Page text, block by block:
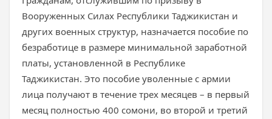
Вооруженных Силах Республики Таджикистан и
других военных структур, назначается пособие по
безработице в размере минимальной заработной
платы, установленной в Республике
Таджикистан. Это пособие уволенные с армии
лица получают в течение трех месяцев – в первый
месяц полностью 400 сомони, во второй и третий